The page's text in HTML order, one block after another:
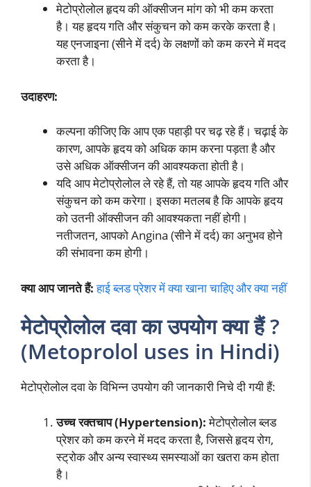
मेटोप्रोलोल हृदय की ऑक्सीजन मांग को भी कम करता
है। यह हृदय गति और संकुचन को कम करके करता है।
यह एनजाइना (सीने में दर्द) के लक्षणों को कम करने में मदद
करता है।
उदाहरण:
कल्पना कीजिए कि आप एक पहाड़ी पर चढ़ रहे हैं। चढ़ाई के
कारण, आपके हृदय को अधिक काम करना पड़ता है और
उसे अधिक ऑक्सीजन की आवश्यकता होती है।
यदि आप मेटोप्रोलोल ले रहे हैं, तो यह आपके हृदय गति और
संकुचन को कम करेगा। इसका मतलब है कि आपके हृदय
को उतनी ऑक्सीजन की आवश्यकता नहीं होगी।
नतीजतन, आपको Angina (सीने में दर्द) का अनुभव होने
की संभावना कम होगी।
क्या आप जानते हैं: हाई ब्लड प्रेशर में क्या खाना चाहिए और क्या नहीं
मेटोप्रोलोल दवा का उपयोग क्या हैं ?
(Metoprolol uses in Hindi)
मेटोप्रोलोल दवा के विभिन्न उपयोग की जानकारी निचे दी गयी हैं:
उच्च रक्तचाप (Hypertension):मेटोप्रोलोल ब्लड
प्रेशर को कम करने में मदद करता है, जिससे हृदय रोग,
स्ट्रोक और अन्य स्वास्थ्य समस्याओं का खतरा कम होता
है।